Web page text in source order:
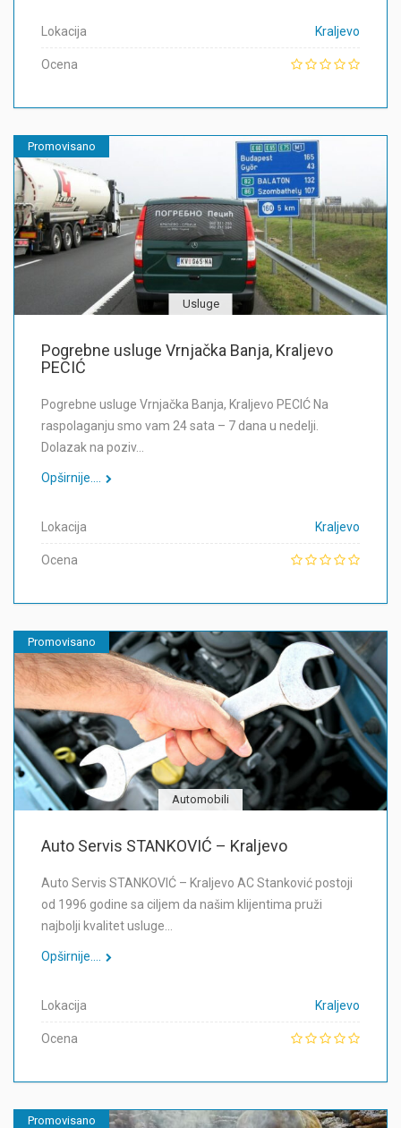
Lokacija Kraljevo
Ocena
Promovisano
Usluge
Pogrebne usluge Vrnjačka Banja, Kraljevo
PECIĆ
Pogrebne usluge Vrnjačka Banja, Kraljevo PECIĆ Na
raspolaganju smo vam 24 sata – 7 dana u nedelji.
Dolazak na poziv…
Opširnije....
Lokacija Kraljevo
Ocena
Promovisano
Automobili
Auto Servis STANKOVIĆ – Kraljevo
Auto Servis STANKOVIĆ – Kraljevo AC Stanković postoji
od 1996 godine sa ciljem da našim klijentima pruži
najbolji kvalitet usluge…
Opširnije....
Lokacija Kraljevo
Ocena
Promovisano